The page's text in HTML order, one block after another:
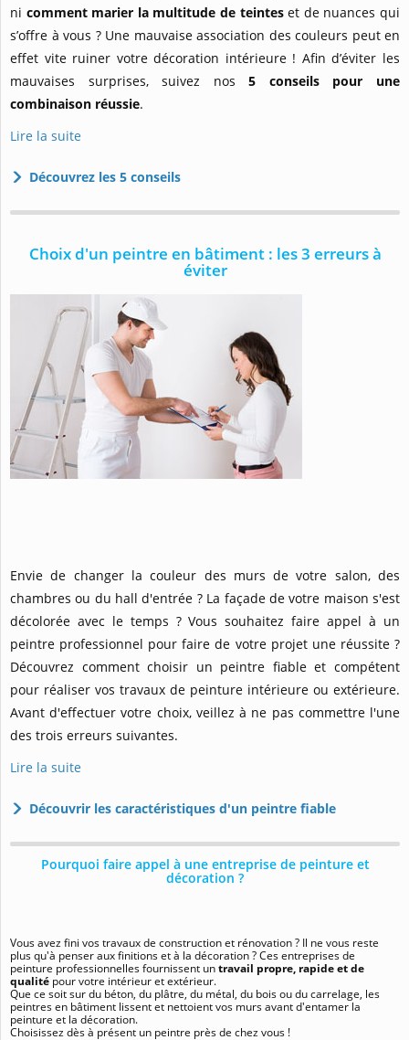
ni comment marier la multitude de teinteset de nuances qui
s’offre à vous ? Une mauvaise association des couleurs peut en
effet vite ruiner votre décoration intérieure ! Afin d’éviter les
mauvaises surprises, suivez nos 5 conseils pour une
combinaison réussie.
Lire la suite
Découvrez les 5 conseils
Choix d'un peintre en bâtiment : les 3 erreurs à
éviter
Envie de changer la couleur des murs de votre salon, des
chambres ou du hall d'entrée ? La façade de votre maison s'est
décolorée avec le temps ? Vous souhaitez faire appel à un
peintre professionnel pour faire de votre projet une réussite ?
Découvrez comment choisir un peintre fiable et compétent
pour réaliser vos travaux de peinture intérieure ou extérieure.
Avant d'effectuer votre choix, veillez à ne pas commettre l'une
des trois erreurs suivantes.
Lire la suite
Découvrir les caractéristiques d'un peintre fiable
Pourquoi faire appel à une entreprise de peinture et
décoration ?
Vous avez fini vos travaux de construction et rénovation ? Il ne vous reste
plus qu'à penser aux finitions et à la décoration ? Ces entreprises de
peinture professionnelles fournissent untravail propre, rapide et de
qualité pour votre intérieur et extérieur.
Que ce soit sur du béton, du plâtre, du métal, du bois ou du carrelage, les
peintres en bâtiment lissent et nettoient vos murs avant d'entamer la
peinture et la décoration.
Choisissez dès à présent un peintre près de chez vous !